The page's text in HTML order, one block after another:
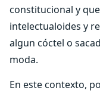
constitucional y
intelectualoides y
algun cóctel o
moda.
En este contexto,